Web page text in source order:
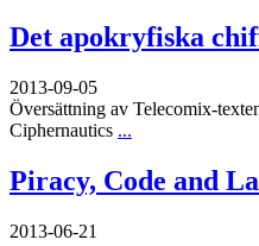
Det apokryfiska
2013-09-05
Översättning av Telecomix-
Ciphernautics ...
Piracy, Code and
2013-06-21